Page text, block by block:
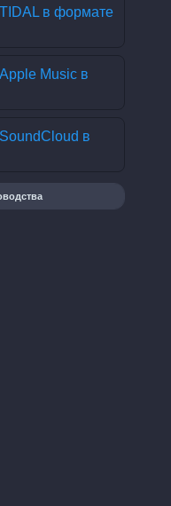
в формате
Music в
в